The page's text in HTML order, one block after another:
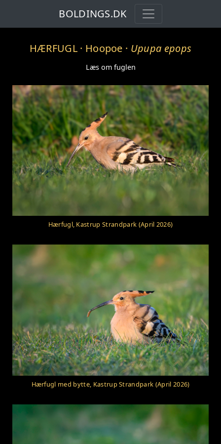
BOLDINGS.DK
HÆRFUGL· Hoopoe · Upupa epops
Læs om fuglen
Hærfugl, Kastrup Strandpark (April 2026)
Hærfugl med bytte, Kastrup Strandpark (April 2026)